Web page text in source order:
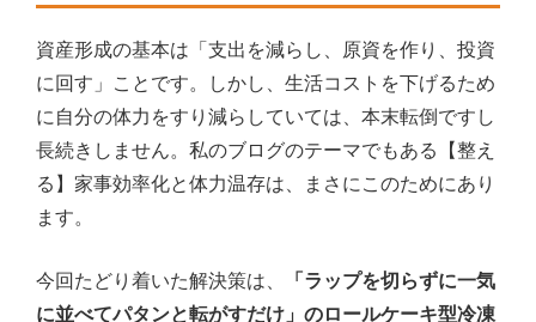
資産形成の基本は「支出を減らし、原資を作り、投資
に回す」ことです。しかし、生活コストを下げるため
に自分の体力をすり減らしていては、本末転倒ですし
長続きしません。私のブログのテーマでもある【整え
る】家事効率化と体力温存は、まさにこのためにあり
ます。
今回たどり着いた解決策は、
「ラップを切らずに一気
に並べてパタンと転がすだけ」のロールケーキ型冷凍